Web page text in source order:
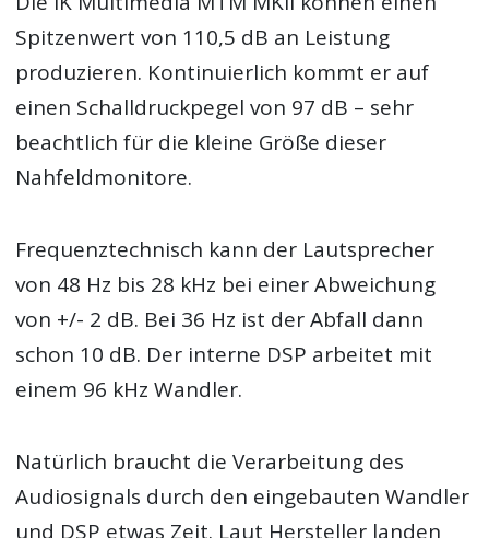
Spitzenwert von 110,5 dB an Leistung
produzieren. Kontinuierlich kommt er auf
einen Schalldruckpegel von 97 dB – sehr
beachtlich für die kleine Größe dieser
Nahfeldmonitore.
Frequenztechnisch kann der Lautsprecher
von 48 Hz bis 28 kHz bei einer Abweichung
von +/- 2 dB. Bei 36 Hz ist der Abfall dann
schon 10 dB. Der interne DSP arbeitet mit
einem 96 kHz Wandler.
Natürlich braucht die Verarbeitung des
Audiosignals durch den eingebauten Wandler
und DSP etwas Zeit. Laut Hersteller landen